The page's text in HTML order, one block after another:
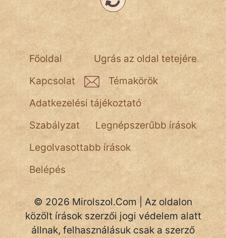
Jób Gedeon
vörös ördög
nagyöreg
Ugrás az oldal tetejére
Főoldal
Kapcsolat
Témakörök
Adatkezelési tájékoztató
Szabályzat
Legnépszerűbb írások
Legolvasottabb írások
Belépés
© 2026 Mirolszol.Com | Az oldalon
közölt írások szerzői jogi védelem alatt
állnak, felhasználásuk csak a szerző